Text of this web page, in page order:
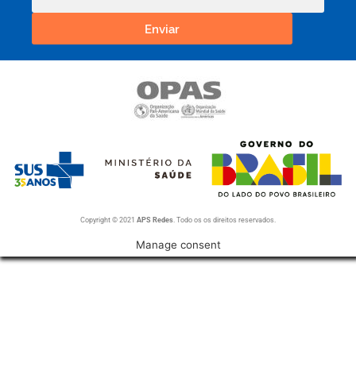
Enviar
Copyright © 2021 APS Redes. Todo os os direitos reservados.
Manage consent